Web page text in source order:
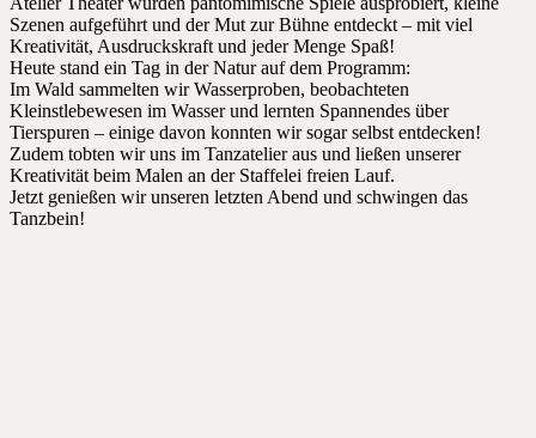
Szenen aufgeführt und der Mut zur Bühne entdeckt – mit viel
Kreativität, Ausdruckskraft und jeder Menge Spaß!
Heute stand ein Tag in der Natur auf dem Programm:
Im Wald sammelten wir Wasserproben, beobachteten
Kleinstlebewesen im Wasser und lernten Spannendes über
Tierspuren – einige davon konnten wir sogar selbst entdecken!
Zudem tobten wir uns im Tanzatelier aus und ließen unserer
Kreativität beim Malen an der Staffelei freien Lauf.
Jetzt genießen wir unseren letzten Abend und schwingen das
Tanzbein!